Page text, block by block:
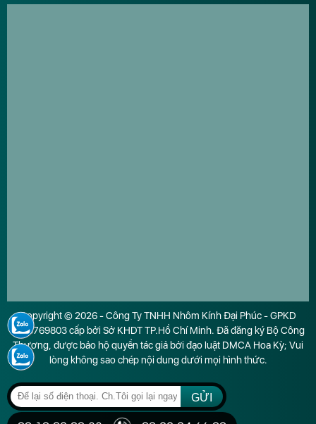
Copyright © 2026 - Công Ty TNHH Nhôm Kính Đại Phúc - GPKD
0316769803 cấp bởi Sở KHDT TP.Hồ Chí Minh. Đã đăng ký Bộ Công
Thương, được bảo hộ quyền tác giả bởi đạo luật DMCA Hoa Kỳ; Vui
lòng không sao chép nội dung dưới mọi hình thức.
GỬI